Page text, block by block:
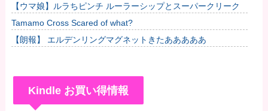
【ウマ娘】ルラちピンチ ルーラーシップとスーパークリーク
Tamamo Cross Scared of what?
【朗報】 エルデンリングマグネットきたあああああ
Kindle お買い得情報